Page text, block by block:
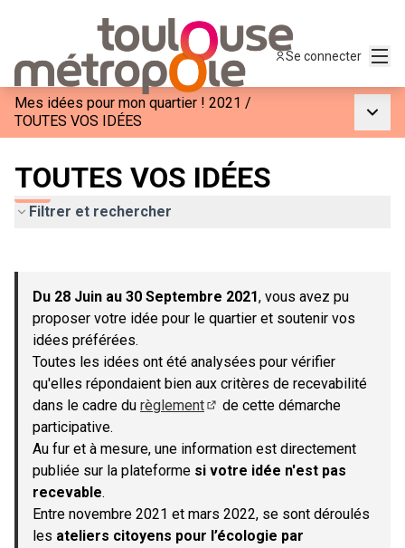
Se connecter
Mes idées pour mon quartier ! 2021 /
TOUTES VOS IDÉES
TOUTES VOS IDÉES
Filtrer et rechercher
−
Du 28 Juin au 30 Septembre 2021, vous avez pu
proposer votre idée pour le quartier et soutenir vos
idées préférées.
Toutes les idées ont été analysées pour vérifier
qu'elles répondaient bien aux critères de recevabilité
dans le cadre du règlement
de cette démarche
participative.
Au fur et à mesure, une information est directement
publiée sur la plateforme si votre idée n'est pas
recevable.
Entre novembre 2021 et mars 2022, se sont déroulés
les ateliers citoyens pour l’écologie par